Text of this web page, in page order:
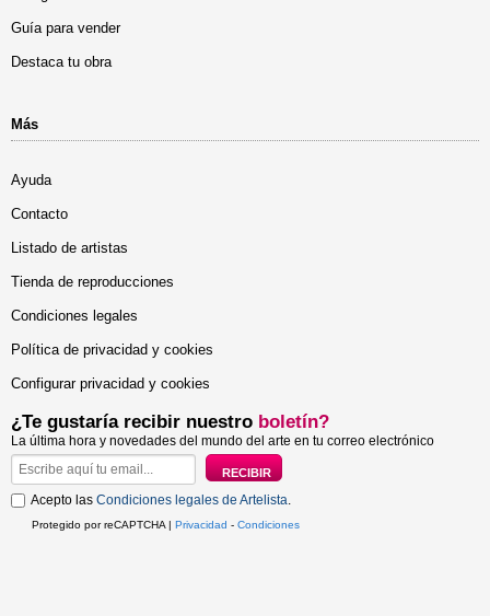
Guía para vender
Destaca tu obra
Más
Ayuda
Contacto
Listado de artistas
Tienda de reproducciones
Condiciones legales
Política de privacidad y cookies
Configurar privacidad y cookies
¿Te gustaría recibir nuestro boletín?
La última hora y novedades del mundo del arte en tu correo electrónico
Acepto las Condiciones legales de Artelista.
Protegido por reCAPTCHA | Privacidad - Condiciones